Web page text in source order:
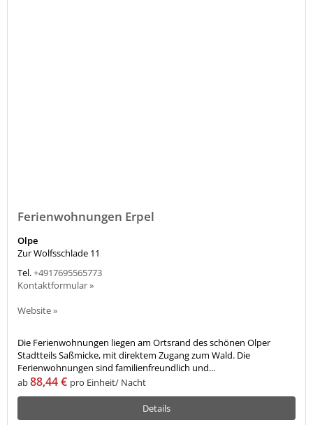
Ferienwohnungen Erpel
Olpe
Zur Wolfsschlade 11
Tel.+4917695565773
Kontaktformular »
Website »
Die Ferienwohnungen liegen am Ortsrand des schönen Olper
Stadtteils Saßmicke, mit direktem Zugang zum Wald. Die
Ferienwohnungen sind familienfreundlich und...
ab88,44 € pro Einheit/ Nacht
Details